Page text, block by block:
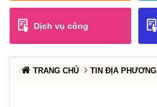
Dịch vụ công
TRANG CHỦ TIN ĐỊA PHƯƠNG